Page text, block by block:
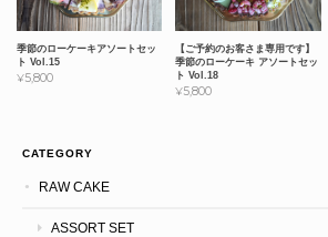
季節のローケーキアソートセッ
ト Vol.15
¥5,800
【ご予約のお客さま専用です】
季節のローケーキ アソートセッ
ト Vol.18
¥5,800
CATEGORY
RAW CAKE
ASSORT SET